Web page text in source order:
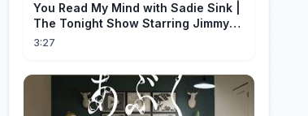
You Read My Mind with Sadie Sink |
The Tonight Show Starring Jimmy
Fallon
3:27